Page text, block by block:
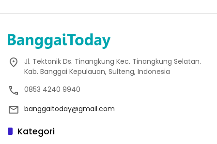
Jl. Tektonik Ds. Tinangkung Kec. Tinangkung Selatan.
Kab. Banggai Kepulauan, Sulteng, Indonesia
0853 4240 9940
banggaitoday@gmail.com
Kategori